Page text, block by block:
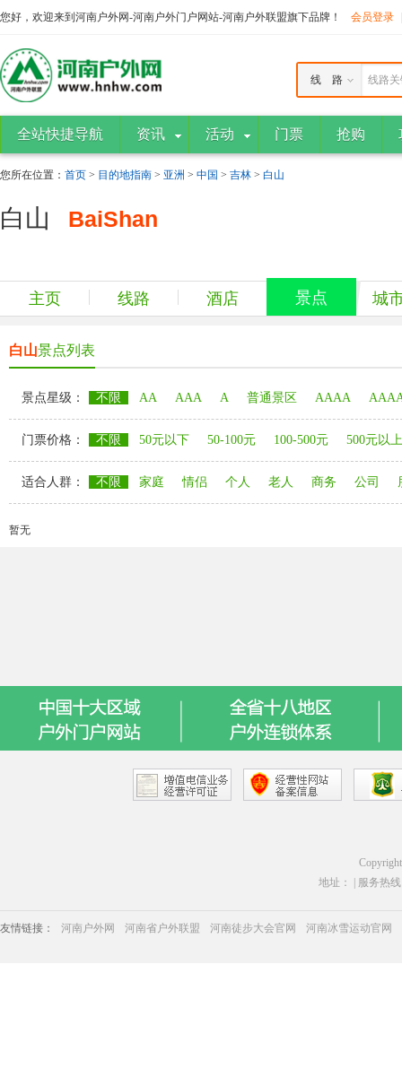
您好，欢迎来到河南户外网-河南户外门户网站-河南户外联盟旗下品牌！ 会员登录
线路
线 路
全站快捷导航 资讯 活动 门票 抢购
您所在位置： 首页 > 目的地指南 > 亚洲 > 中国 > 吉林 > 白山
白山 BaiShan
主页 线路 酒店 景点 城
白山景点列表
景点星级： 不限 AA AAA A 普通景区 AAAA
门票价格： 不限 50元以下 50-100元 100-500元 500元以上
适合人群： 不限 家庭 情侣 个人 老人 商务 公司
暂无
地址： | 服务热线
友情链接： 河南户外网 河南省户外联盟 河南徒步大会官网 河南冰雪运动官网